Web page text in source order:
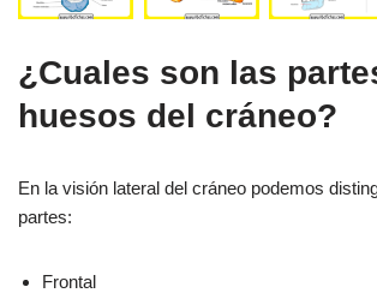
¿Cuales son las
huesos del cráneo?
En la visión lateral del cráneo podemos
partes:
Frontal